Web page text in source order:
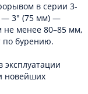
в серии 3-
— 3" (75 мм) —
не менее 80–85 мм,
по бурению.
новейших